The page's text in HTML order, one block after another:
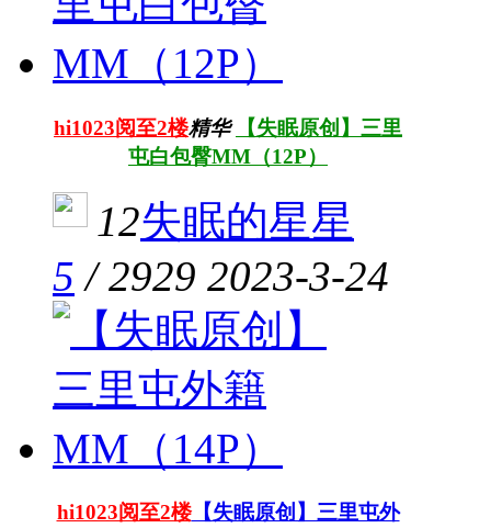
hi1023阅至2楼精华
【失眠原创】三里
屯白包臀MM（12P）
12失眠的星星
5 /2929 2023-3-24
hi1023阅至2楼【失眠原创】三里屯外